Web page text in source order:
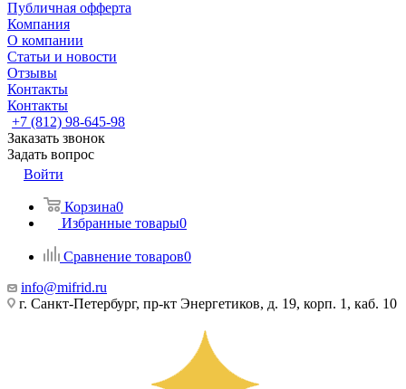
Публичная офферта
Компания
О компании
Статьи и новости
Отзывы
Контакты
Контакты
+7 (812) 98-645-98
Заказать звонок
Задать вопрос
Войти
Корзина0
Избранные товары0
Сравнение товаров0
info@mifrid.ru
г. Санкт-Петербург, пр-кт Энергетиков, д. 19, корп. 1, каб. 10